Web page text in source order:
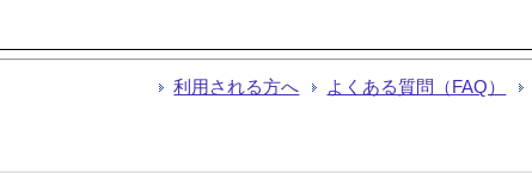
利用される方へ よくある質問（FAQ）